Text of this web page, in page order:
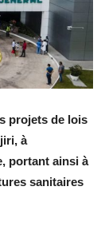
projets de lois
à
portant ainsi à
sanitaires